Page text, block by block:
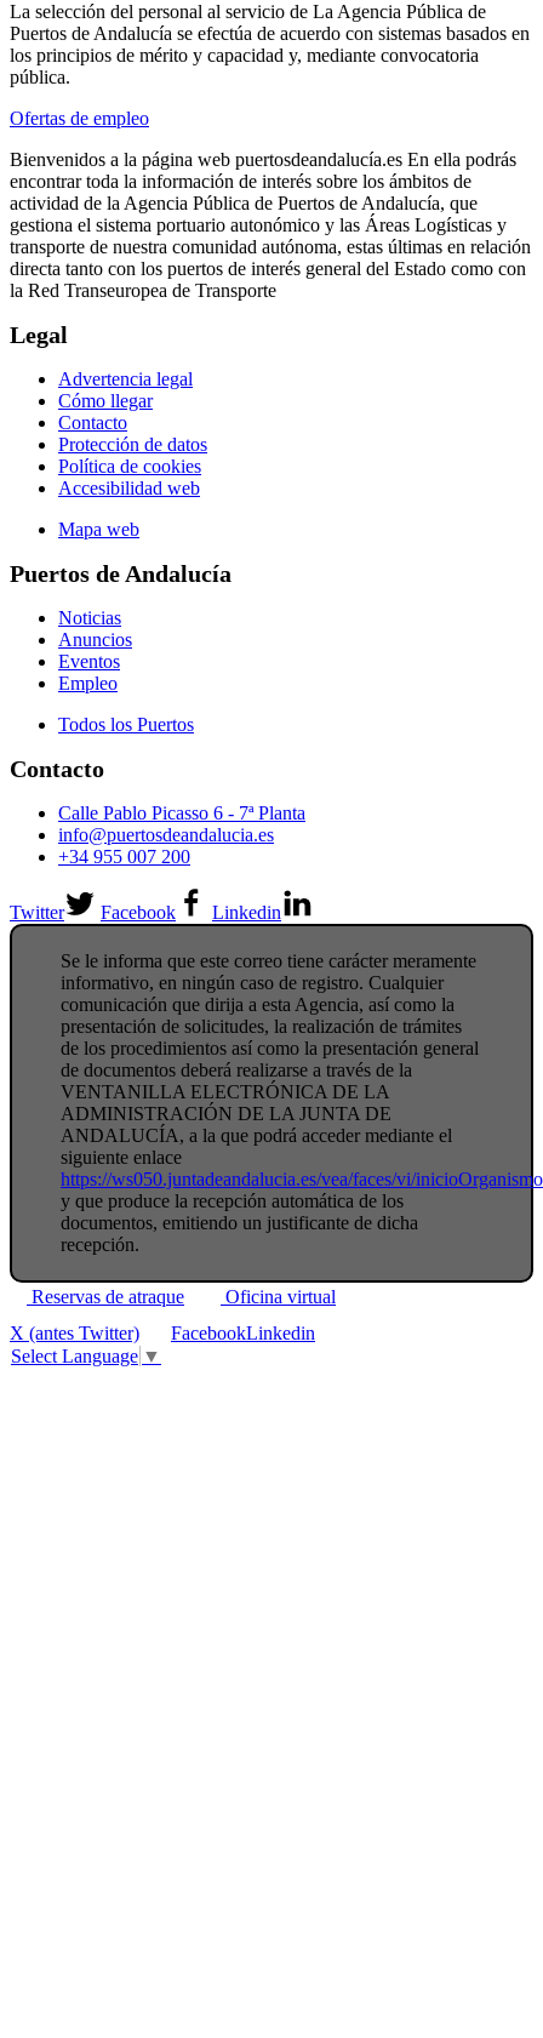
La selección del personal al servicio de La Agencia Pública de
Puertos de Andalucía se efectúa de acuerdo con sistemas basados en
los principios de mérito y capacidad y, mediante convocatoria
pública.
Ofertas de empleo
Bienvenidos a la página web puertosdeandalucía.es En ella podrás
encontrar toda la información de interés sobre los ámbitos de
actividad de la Agencia Pública de Puertos de Andalucía, que
gestiona el sistema portuario autonómico y las Áreas Logísticas y
transporte de nuestra comunidad autónoma, estas últimas en relación
directa tanto con los puertos de interés general del Estado como con
la Red Transeuropea de Transporte
Legal
Advertencia legal
Cómo llegar
Contacto
Protección de datos
Política de cookies
Accesibilidad web
Mapa web
Puertos de Andalucía
Noticias
Anuncios
Eventos
Empleo
Todos los Puertos
Contacto
Calle Pablo Picasso 6 - 7ª Planta
info@puertosdeandalucia.es
+34 955 007 200
Twitter Facebook Linkedin
Se le informa que este correo tiene carácter meramente
informativo, en ningún caso de registro. Cualquier
comunicación que dirija a esta Agencia, así como la
presentación de solicitudes, la realización de trámites
de los procedimientos así como la presentación general
de documentos deberá realizarse a través de la
VENTANILLA ELECTRÓNICA DE LA
ADMINISTRACIÓN DE LA JUNTA DE
ANDALUCÍA, a la que podrá acceder mediante el
siguiente enlace
https://ws050.juntadeandalucia.es/vea/faces/vi/
y que produce la recepción automática de los
documentos, emitiendo un justificante de dicha
recepción.
Reservas de atraque
Oficina virtual
X (antes Twitter)
FacebookLinkedin
Select Language ▼